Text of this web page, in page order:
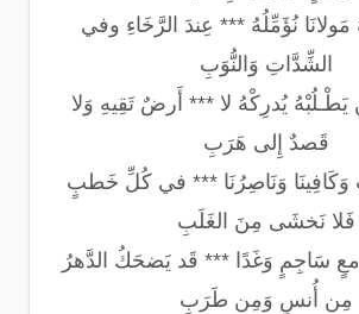
مَولانَا نُؤَمِّلُهُ *** عِندَ الرَّخَاءِ وفي
الشِّدَّاتِ وَالنُّوَبِ
يَطْـلُبْهُ يُدرِكْهُ لا *** أَرضٌ تَقِيهِ وَلا
قَصدٌ إِلى هَرَبِ
وَنَاصِرُنَا *** في كُلِّ خَطبٍ
فَلا نَخشَى مِنَ الغَلَبِ
سَاجِمٍ وَغَدًا *** قَد يَضحَكُ الدَّهرُ
مِن أُنسٍ وَمِن طَرَبِ